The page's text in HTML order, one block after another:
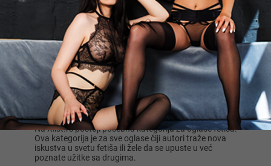
Tražite partnere s kojima ćete se prepustiti vašim
fetišima? Xlist.rs fetiš oglasi su odlično mesto za
početak upoznavanja drugih istomišljenika.
Ovde možete pronaći muškarce, žene ili parove koji su
zainteresovani baš za ono što volite ili su intrigirani
vašim fetišima.
Takođe možete besplatno postaviti svoj oglas. Šta
čekate? Zaronite već danas u zabavu upoznavanja
Oglasi za fetiš u Srbiji
Na Xlist.rs postoji posebna kategorija za oglase fetiša.
Ova kategorija je za sve oglase čiji autori traže nova
iskustva u svetu fetiša ili žele da se upuste u već
poznate užitke sa drugima.